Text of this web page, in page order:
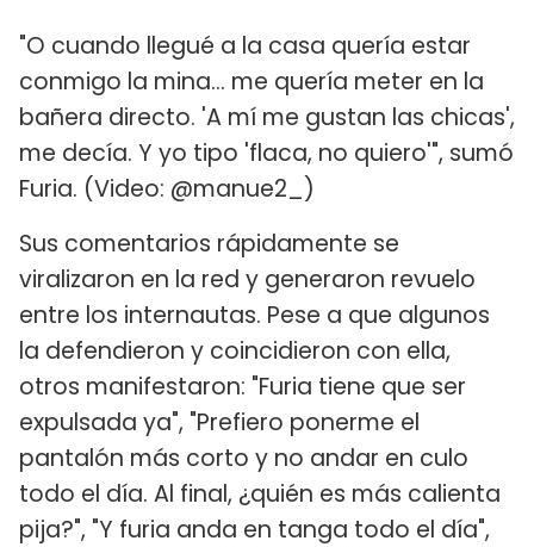
"O cuando llegué a la casa quería estar
conmigo la mina... me quería meter en la
bañera directo. 'A mí me gustan las chicas',
me decía. Y yo tipo 'flaca, no quiero'", sumó
Furia. (Video: @manue2_)
Sus comentarios rápidamente se
viralizaron en la red y generaron revuelo
entre los internautas. Pese a que algunos
la defendieron y coincidieron con ella,
otros manifestaron: "Furia tiene que ser
expulsada ya", "Prefiero ponerme el
pantalón más corto y no andar en culo
todo el día. Al final, ¿quién es más calienta
pija?", "Y furia anda en tanga todo el día",